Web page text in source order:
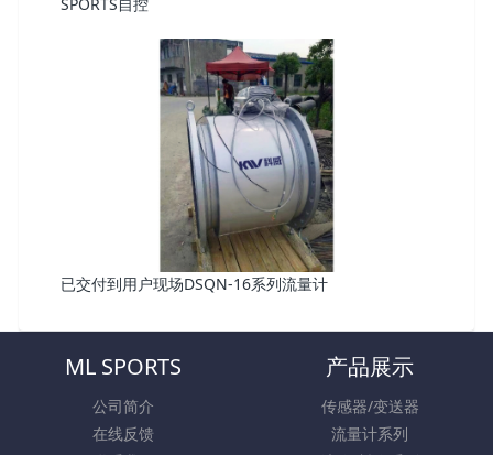
已交付到用户现场DSQN-16系列流量计
ML SPORTS
公司简介
在线反馈
产品展示
传感器/变送器
流量计系列